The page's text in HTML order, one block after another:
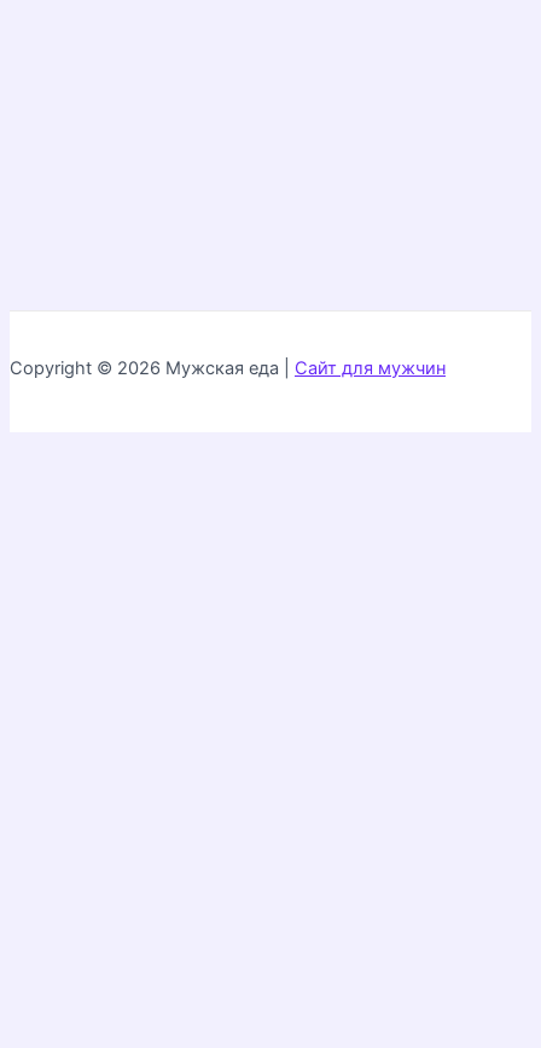
Copyright © 2026 Мужская еда | Сайт для мужчин